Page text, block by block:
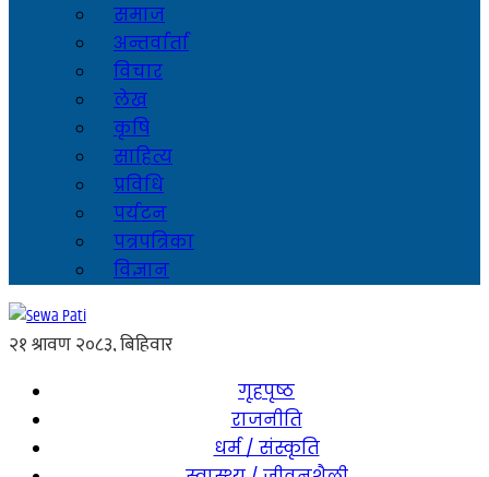
समाज
अन्तर्वार्ता
विचार
लेख
कृषि
साहित्य
प्रविधि
पर्यटन
पत्रपत्रिका
विज्ञान
गृहपृष्ठ
राजनीति
धर्म / संस्कृति